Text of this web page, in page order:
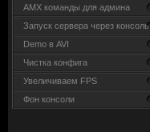
AMX команды для админа
Запуск сервера через консоль
Demo в AVI
Чистка конфига
Увеличиваем FPS
Фон консоли